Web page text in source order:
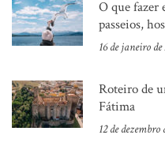
O que fazer
passeios,
16 de janeiro
Roteiro de
Fátima
12 de dezembro